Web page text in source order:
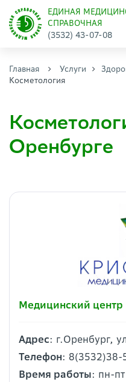
ЕДИНАЯ
СПРАВОЧНАЯ
(3532) 43-07-08
Главная Услуги
Косметология
Оренбурге
Медицинский центр
Адрес: г.Оренбург,
Телефон:
Время работы: пн-